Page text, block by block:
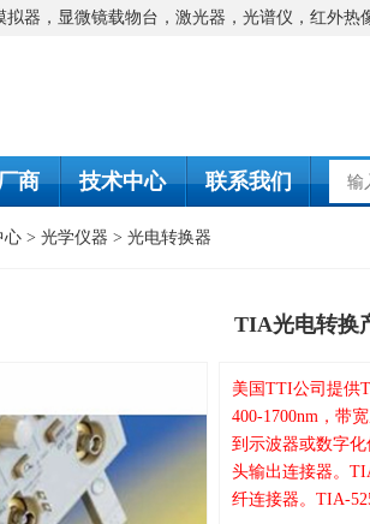
器，显微镜载物台，激光器，光谱仪，红外热
商 技术中心 联系我们
心 > 光学仪器 > 光电转换器
TIA光电转换
美国TTI公司提供
400-1700nm，带
到示波器或数字化
头输出连接器。
纤连接器。TIA-